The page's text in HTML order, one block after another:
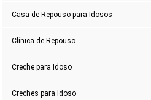
Casa de Repouso para Idosos
Clínica de Repouso
Creche para Idoso
Creches para Idoso